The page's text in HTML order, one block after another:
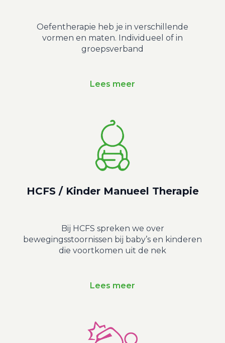
Oefentherapie heb je in verschillende
vormen en maten. Individueel of in
groepsverband
Lees meer
HCFS / Kinder Manueel Therapie
Bij HCFS spreken we over
bewegingsstoornissen bij baby’s en kinderen
die voortkomen uit de nek
Lees meer